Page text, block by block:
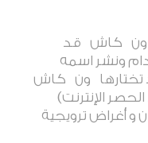
ون كاش
قد
ونشر اسمه
ون كاش
الإنترنت)
و أغراض ترويجية